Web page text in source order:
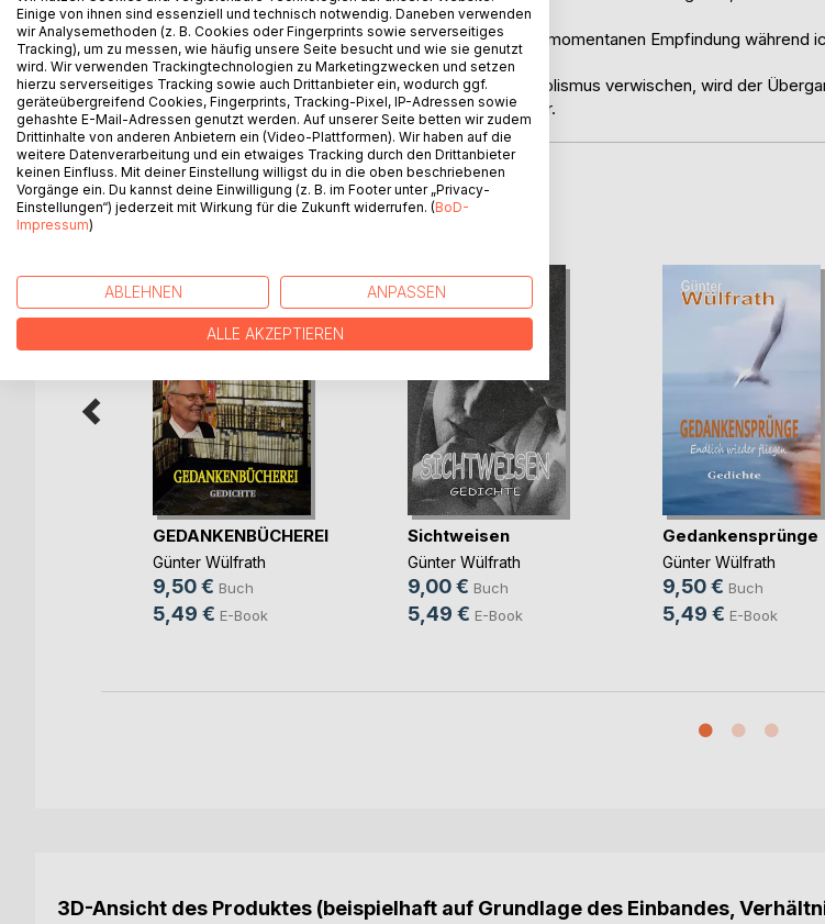
Träume, literarisch dem Impressionismus zuzuordnen.
Meine Texte entwickeln sich im wesentlichen aus meiner momentanen Empfindung während
verlasse ich die Wirklichkeit.
Wenn sich die Grenzen zwischen Naturalismus und Symbolismus verwischen, wird der
Wirklichkeit und Traum zum Gestaltungsmittel der Literatur.
WEITERE TITEL BEIBoD
GEDANKENBÜCHEREI
Günter Wülfrath
9,50 € Buch
5,49 € E-Book
Sichtweisen
Günter Wülfrath
9,00 € Buch
5,49 € E-Book
Gedankensprünge
Günter Wülfrath
9,50 € Buch
5,49 € E-Book
3D-Ansicht des Produktes (beispielhaft auf Grundlage des Einbandes,
Einige von ihnen sind essenziell und technisch notwendig. Daneben verwenden
wir Analysemethoden (z. B. Cookies oder Fingerprints sowie serverseitiges
Tracking), um zu messen, wie häufig unsere Seite besucht und wie sie genutzt
wird. Wir verwenden Trackingtechnologien zu Marketingzwecken und setzen
hierzu serverseitiges Tracking sowie auch Drittanbieter ein, wodurch ggf.
geräteübergreifend Cookies, Fingerprints, Tracking-Pixel, IP-Adressen sowie
gehashte E-Mail-Adressen genutzt werden. Auf unserer Seite betten wir zudem
Drittinhalte von anderen Anbietern ein (Video-Plattformen). Wir haben auf die
weitere Datenverarbeitung und ein etwaiges Tracking durch den Drittanbieter
keinen Einfluss. Mit deiner Einstellung willigst du in die oben beschriebenen
Vorgänge ein. Du kannst deine Einwilligung (z. B. im Footer unter „Privacy-
Einstellungen“) jederzeit mit Wirkung für die Zukunft widerrufen. (BoD-
Impressum)
ABLEHNEN ANPASSEN
ALLE AKZEPTIEREN